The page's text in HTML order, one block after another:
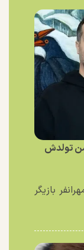
تولدش
بازیگر